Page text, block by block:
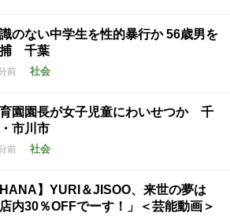
のない中学生を性的暴行か 56歳男を
千葉
前 社会
園園長が女子児童にわいせつか 千
市川市
前 社会
HANA】YURI＆JISOO、来世の夢は
店内30％OFFでーす！」＜芸能動画＞